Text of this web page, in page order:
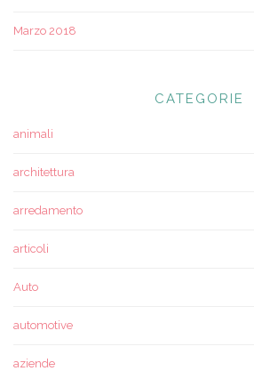
Marzo 2018
CATEGORIE
animali
architettura
arredamento
articoli
Auto
automotive
aziende